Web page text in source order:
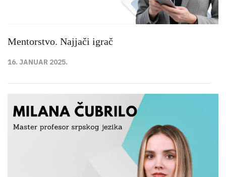
Mentorstvo. Najjači igrač
16. JANUAR 2025.